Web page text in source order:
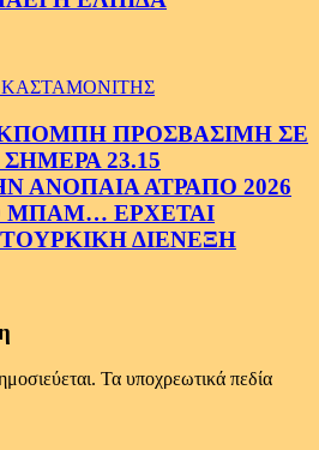
ΠΡΟΣΒΑΣΙΜΗ ΣΕ
23.15
ΑΝΟΠΑΙΑ ΑΤΡΑΠΟ 2026
ΜΠΑΜ… ΕΡΧΕΤΑΙ
ΔΙΕΝΕΞΗ
Τα υποχρεωτικά πεδία